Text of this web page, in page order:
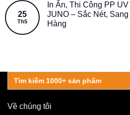
25
Th5
In Ấn, Thi Công PP
JUNO – Sắc Nét,
Hàng
Search
for:
Về chúng tôi